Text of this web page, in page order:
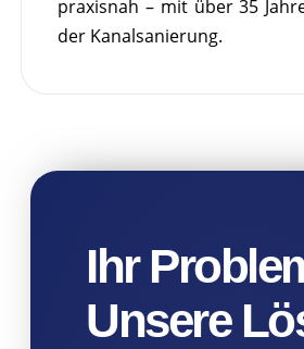
praxisnah – mit über 35
der Kanalsanierung.
Ihr
Unsere